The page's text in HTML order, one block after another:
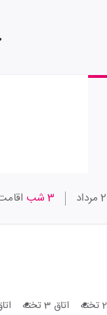
3 شب
اتاق 3 تخته اتاق 4